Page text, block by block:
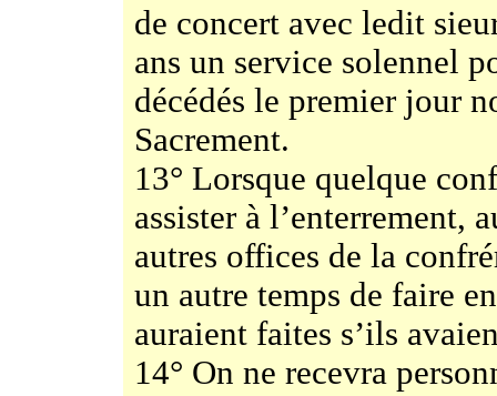
de concert avec ledit
ans un service solennel
décédés le premier jour
Sacrement.
13° Lorsque quelque
assister à l’enterrement,
autres offices de la
un autre temps de faire
auraient faites s’ils
14° On ne recevra